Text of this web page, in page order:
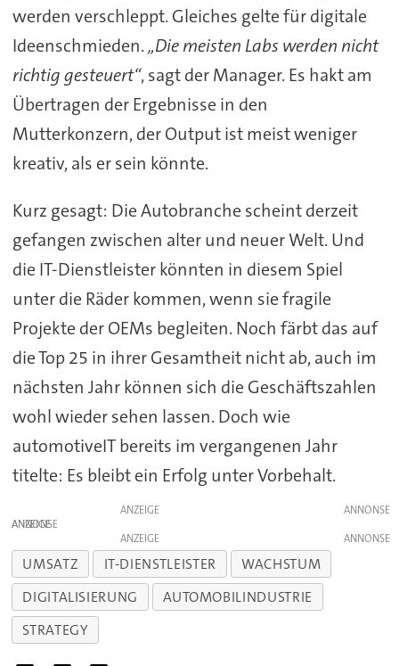
werden verschleppt. Gleiches gelte für digitale
Ideenschmieden.„Die meisten Labs werden nicht
richtig gesteuert“, sagt der Manager. Es hakt am
Übertragen der Ergebnisse in den
Mutterkonzern, der Output ist meist weniger
kreativ, als er sein könnte.
Kurz gesagt: Die Autobranche scheint derzeit
gefangen zwischen alter und neuer Welt. Und
die IT-Dienstleister könnten in diesem Spiel
unter die Räder kommen, wenn sie fragile
Projekte der OEMs begleiten. Noch färbt das auf
die Top 25 in ihrer Gesamtheit nicht ab, auch im
nächsten Jahr können sich die Geschäftszahlen
wohl wieder sehen lassen. Doch wie
automotiveIT bereits im vergangenen Jahr
titelte: Es bleibt ein Erfolg unter Vorbehalt.
ANZEIGE
ANZEIGE
ANZEIGE
UMSATZ IT-DIENSTLEISTER
WACHSTUM
DIGITALISIERUNG
AUTOMOBILINDUSTRIE
STRATEGY